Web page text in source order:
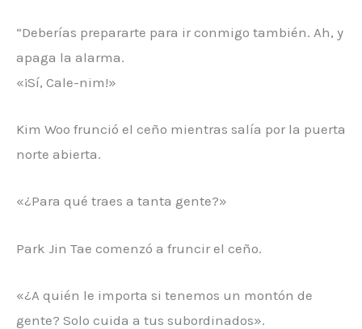
“Deberías prepararte para ir conmigo también. Ah, y
apaga la alarma.
«¡Sí, Cale-nim!»
Kim Woo frunció el ceño mientras salía por la puerta
norte abierta.
«¿Para qué traes a tanta gente?»
Park Jin Tae comenzó a fruncir el ceño.
«¿A quién le importa si tenemos un montón de
gente? Solo cuida a tus subordinados».